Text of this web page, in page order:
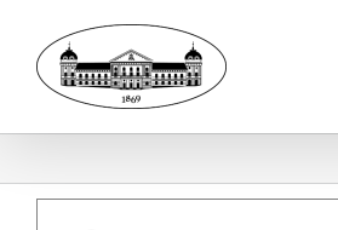
content